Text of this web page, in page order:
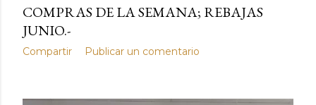
COMPRAS DE LA SEMANA; REBAJAS
JUNIO.-
Compartir Publicar un comentario